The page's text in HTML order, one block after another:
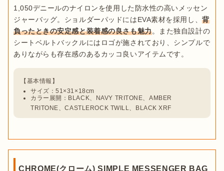
1,050デニールのナイロンを使用した防水性の高いメッセン
ジャーバッグ。ショルダーパッドにはEVA素材を採用し、背
負ったときの安定感と装着感の良さも魅力。また独自設計の
シートベルトバックルにはロゴが施されており、シンプルで
サイズ：51×31×18cm
カラー展開：BLACK、NAVY TRITONE、AMBER
TRITONE、CASTLEROCK TWILL、BLACK XRF
CHROME(クローム) SIMPLE MESSENGER BAG